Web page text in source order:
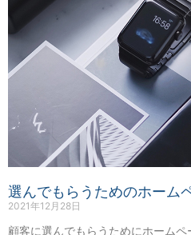
選んでもらうためのホーム
2021年12月28日
顧客に選んでもらうためにホーム